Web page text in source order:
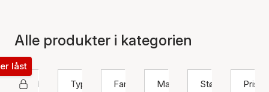
Alle produkter i kategorien
Hultquist Copenhagen
låst
Type
Farge Materiale Størrelse Pris